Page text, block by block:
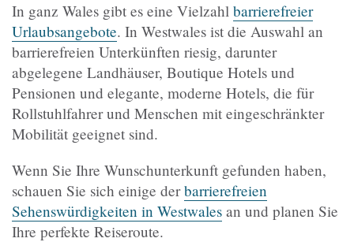
In ganz Wales gibt es eine Vielzahl barrierefreier
Urlaubsangebote. In Westwales ist die Auswahl an
barrierefreien Unterkünften riesig, darunter
abgelegene Landhäuser, Boutique Hotels und
Pensionen und elegante, moderne Hotels, die für
Rollstuhlfahrer und Menschen mit eingeschränkter
Mobilität geeignet sind.
Wenn Sie Ihre Wunschunterkunft gefunden haben,
schauen Sie sich einige derbarrierefreien
Sehenswürdigkeiten in Westwales an und planen Sie
Ihre perfekte Reiseroute.